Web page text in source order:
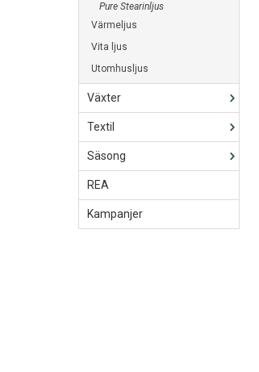
Pure Stearinljus
Värmeljus
Vita ljus
Utomhusljus
Växter
Textil
Säsong
REA
Kampanjer